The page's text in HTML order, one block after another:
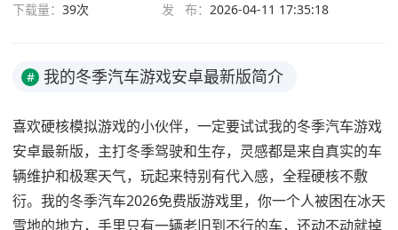
下载量： 39次 发 布： 2026-04-11 17:35:18
# 我的冬季汽车游戏安卓最新版简介
喜欢硬核模拟游戏的小伙伴，一定要试试我的冬季汽车游戏
安卓最新版，主打冬季驾驶和生存，灵感都是来自真实的车
辆维护和极寒天气，玩起来特别有代入感，全程硬核不敷
衍。我的冬季汽车2026免费版游戏里，你一个人被困在冰天
雪地的地方，手里只有一辆老旧到不行的车，还动不动就掉